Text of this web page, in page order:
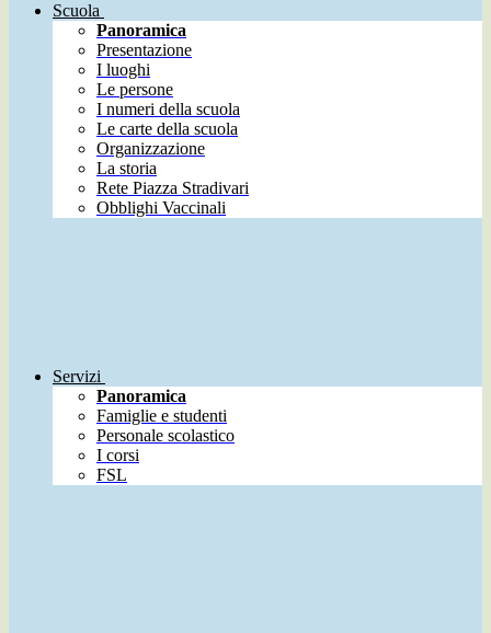
Scuola
Panoramica
Presentazione
I luoghi
Le persone
I numeri della scuola
Le carte della scuola
Organizzazione
La storia
Rete Piazza Stradivari
Obblighi Vaccinali
Servizi
Panoramica
Famiglie e studenti
Personale scolastico
I corsi
FSL